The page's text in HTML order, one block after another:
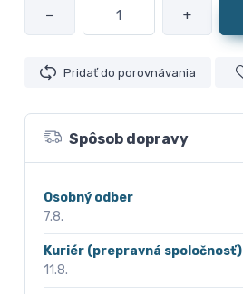
− +
Pridať do porovnávania
Spôsob dopravy
Osobný odber
7.8.
Kuriér (prepravná spoločnosť)
11.8.